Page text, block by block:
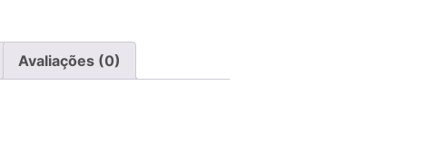
Avaliações (0)